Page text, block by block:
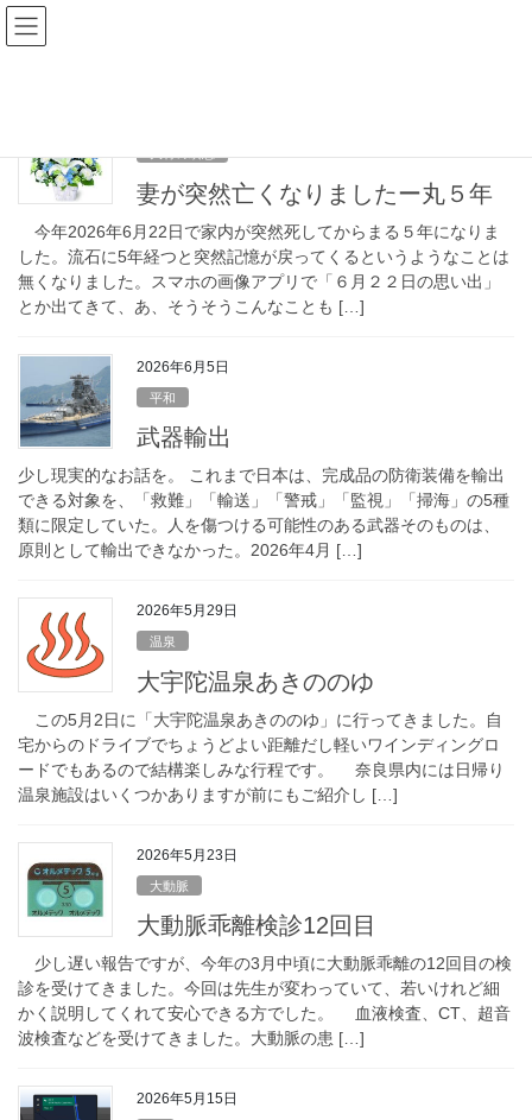
コ
ン
ス
ナ
ビ
ン
Webマーケット有限会社
妻が突然亡くなりましたー丸５年
今年2026年6月22日で家内が突然死してからまる５年になりま
した。流石に5年経つと突然記憶が戻ってくるというようなことは
無くなりました。スマホの画像アプリで「６月２２日の思い出」
とか出てきて、あ、そうそうこんなことも […]
2026年6月5日
平和
武器輸出
少し現実的なお話を。 これまで日本は、完成品の防衛装備を輸出
できる対象を、「救難」「輸送」「警戒」「監視」「掃海」の5種
類に限定していた。人を傷つける可能性のある武器そのものは、
原則として輸出できなかった。2026年4月 […]
2026年5月29日
温泉
大宇陀温泉あきののゆ
この5月2日に「大宇陀温泉あきののゆ」に行ってきました。自
宅からのドライブでちょうどよい距離だし軽いワインディングロ
ードでもあるので結構楽しみな行程です。 奈良県内には日帰り
温泉施設はいくつかありますが前にもご紹介し […]
2026年5月23日
大動脈
大動脈乖離検診12回目
少し遅い報告ですが、今年の3月中頃に大動脈乖離の12回目の検
診を受けてきました。今回は先生が変わっていて、若いけれど細
かく説明してくれて安心できる方でした。 血液検査、CT、超音
波検査などを受けてきました。大動脈の患 […]
2026年5月15日